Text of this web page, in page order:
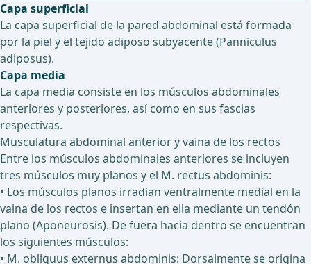
Capa superficial
La capa superficial de la pared abdominal está formada
por la piel y el tejido adiposo subyacente (Panniculus
adiposus).
Capa media
La capa media consiste en los músculos abdominales
anteriores y posteriores, así como en sus fascias
respectivas.
Musculatura abdominal anterior y vaina de los rectos
Entre los músculos abdominales anteriores se incluyen
tres músculos muy planos y el M. rectus abdominis:
• Los músculos planos irradian ventralmente medial en la
vaina de los rectos e insertan en ella mediante un tendón
plano (Aponeurosis). De fuera hacia dentro se encuentran
los siguientes músculos:
• M. obliquus externus abdominis: Dorsalmente se origina